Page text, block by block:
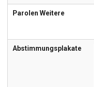
Parolen Weitere
Abstimmungsplakate